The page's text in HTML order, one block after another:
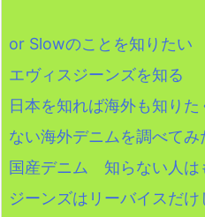
or Slowのことを知りたい
エヴィスジーンズを知る
日本を知れば海外も知り
ない海外デニムを調べてみ
国産デニム 知らない人は
ジーンズはリーバイスだ